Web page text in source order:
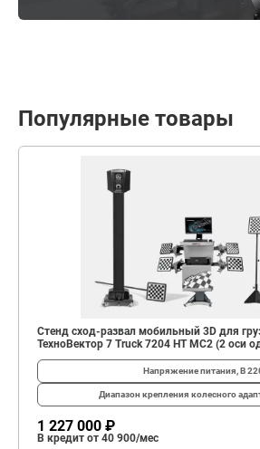
Популярные товары
Стенд сход-развал мобильный 3D для
ТехноВектор 7 Truck 7204 HT MC2 (2 оси
Напряжение питания, В
Диапазон крепления колесного
1 227 000 ₽
В кредит от 40 900/мес